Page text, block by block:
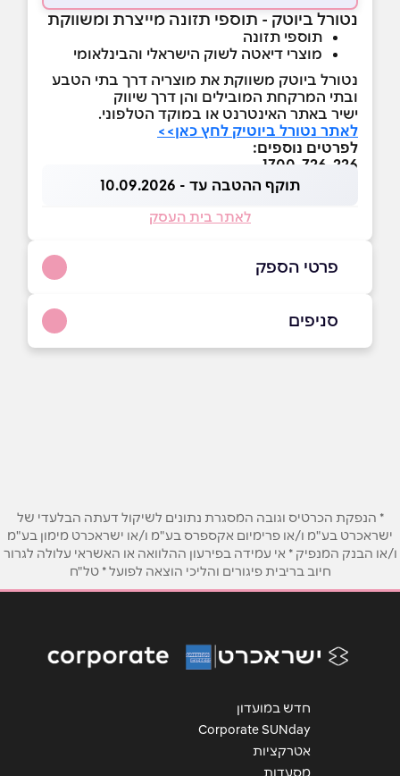
נטורל ביוטק - תוספי תזונה מייצרת ומשווקת
תוספי תזונה
מוצרי דיאטה לשוק הישראלי והבינלאומי
נטורל ביוטק משווקת את מוצריה דרך בתי הטבע
ובתי המרקחת המובילים והן דרך שיווק
ישיר באתר האינטרנט או במוקד הטלפוני.
לאתר נטורל ביוטיק לחץ כאן>>
לפרטים נוספים:
1700-726-226
תוקף ההטבה עד - 10.09.2026
לאתר בית העסק
פרטי הספק
באתר
אימייל*
אנא חזרו אלי בקשר ל...
סניפים
* הנפקת הכרטיס וגובה המסגרת נתונים לשיקול דעתה הבלעדי של
ישראכרט בע"מ ו/או פרימיום אקספרס בע"מ ו/או ישראכרט מימון בע"מ
ו/או הבנק המנפיק * אי עמידה בפירעון ההלוואה או האשראי עלולה לגרור
חיוב בריבית פיגורים והליכי הוצאה לפועל * טל"ח
חדש במועדון
Corporate SUNday
אטרקציות
מסעדות